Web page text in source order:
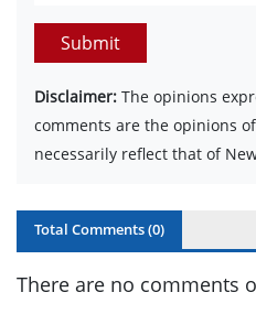
Submit
Disclaimer: The opinions
comments are the opinions
necessarily reflect that of
Total Comments (0)
There are no comments